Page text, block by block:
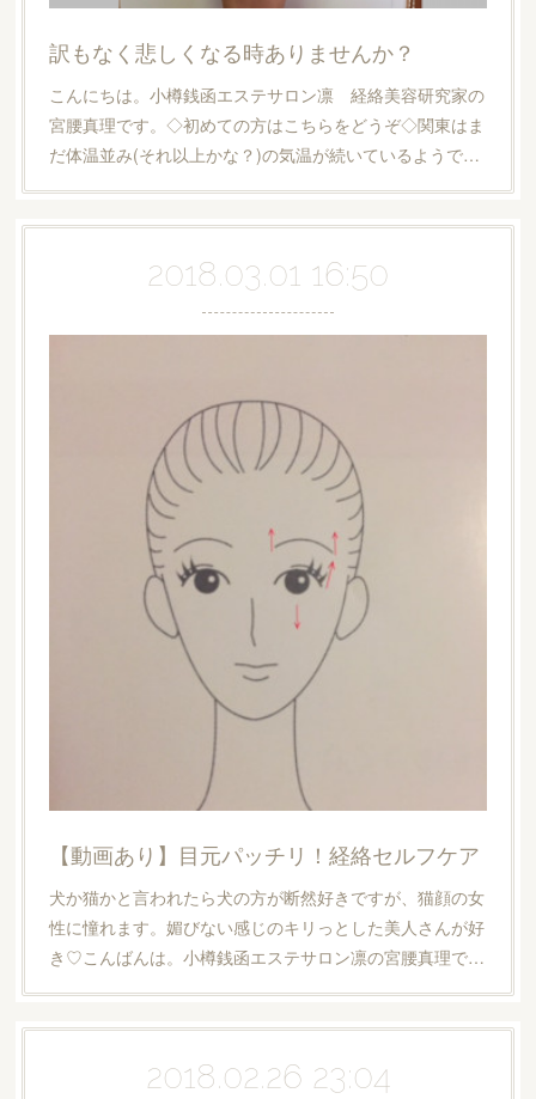
訳もなく悲しくなる時ありませんか？
こんにちは。小樽銭函エステサロン凛 経絡美容研究家の
宮腰真理です。◇初めての方はこちらをどうぞ◇関東はま
だ体温並み(それ以上かな？)の気温が続いているようで…
2018.03.01 16:50
【動画あり】目元パッチリ！経絡セルフケア
犬か猫かと言われたら犬の方が断然好きですが、猫顔の女
性に憧れます。媚びない感じのキリっとした美人さんが好
き♡こんばんは。小樽銭函エステサロン凛の宮腰真理で…
2018.02.26 23:04